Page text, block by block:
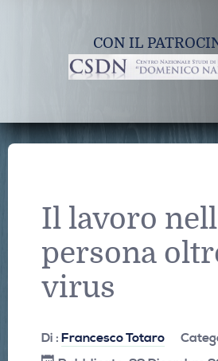
CON IL
Il lavoro
persona
virus
Di : Francesco Totaro